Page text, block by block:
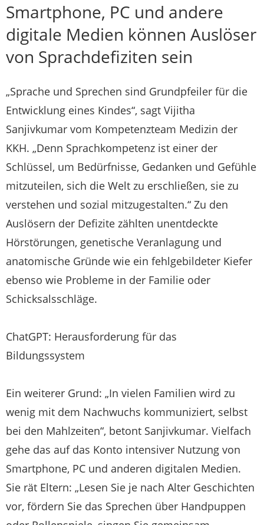
Smartphone, PC und andere
digitale Medien können Auslöser
von Sprachdefiziten sein
„Sprache und Sprechen sind Grundpfeiler für die
Entwicklung eines Kindes“, sagt Vijitha
Sanjivkumar vom Kompetenzteam Medizin der
KKH. „Denn Sprachkompetenz ist einer der
Schlüssel, um Bedürfnisse, Gedanken und Gefühle
mitzuteilen, sich die Welt zu erschließen, sie zu
verstehen und sozial mitzugestalten.“ Zu den
Auslösern der Defizite zählten unentdeckte
Hörstörungen, genetische Veranlagung und
anatomische Gründe wie ein fehlgebildeter Kiefer
ebenso wie Probleme in der Familie oder
Schicksalsschläge.
ChatGPT: Herausforderung für das
Bildungssystem
Ein weiterer Grund: „In vielen Familien wird zu
wenig mit dem Nachwuchs kommuniziert, selbst
bei den Mahlzeiten“, betont Sanjivkumar. Vielfach
gehe das auf das Konto intensiver Nutzung von
Smartphone, PC und anderen digitalen Medien.
Sie rät Eltern: „Lesen Sie je nach Alter Geschichten
vor, fördern Sie das Sprechen über Handpuppen